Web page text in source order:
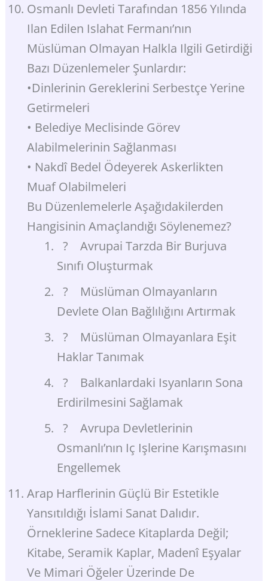
Osmanlı Devleti Tarafından 1856 Yılında
Ilan Edilen Islahat Fermanı’nın
Müslüman Olmayan Halkla Ilgili Getirdiği
Bazı Düzenlemeler Şunlardır:
•Dinlerinin Gereklerini Serbestçe Yerine
Getirmeleri
• Belediye Meclisinde Görev
Alabilmelerinin Sağlanması
• Nakdî Bedel Ödeyerek Askerlikten
Muaf Olabilmeleri
Bu Düzenlemelerle Aşağıdakilerden
Hangisinin Amaçlandığı Söylenemez?
? Avrupai Tarzda Bir Burjuva
Sınıfı Oluşturmak
? Müslüman Olmayanların
Devlete Olan Bağlılığını Artırmak
? Müslüman Olmayanlara Eşit
Haklar Tanımak
? Balkanlardaki Isyanların Sona
Erdirilmesini Sağlamak
? Avrupa Devletlerinin
Osmanlı’nın Iç Işlerine Karışmasını
Engellemek
Arap Harflerinin Güçlü Bir Estetikle
Yansıtıldığı İslami Sanat Dalıdır.
Örneklerine Sadece Kitaplarda Değil;
Kitabe, Seramik Kaplar, Madenî Eşyalar
Ve Mimari Öğeler Üzerinde De